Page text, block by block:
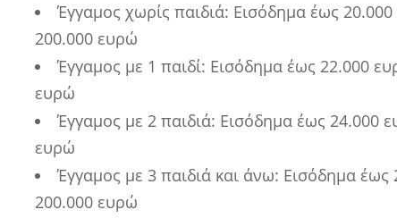
Έγγαμος χωρίς παιδιά: Εισόδημα έως
200.000 ευρώ
Έγγαμος με 1 παιδί: Εισόδημα έως 22.000
ευρώ
Έγγαμος με 2 παιδιά: Εισόδημα έως 24.000
ευρώ
Έγγαμος με 3 παιδιά και άνω: Εισόδημα
200.000 ευρώ